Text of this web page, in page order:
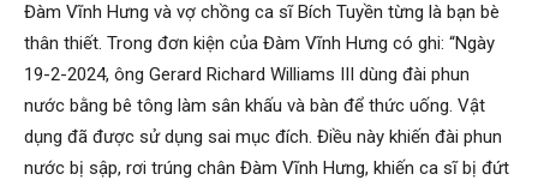
Đàm Vĩnh Hưng và vợ chồng ca sĩ Bích Tuyền từng là bạn bè
thân thiết. Trong đơn kiện của Đàm Vĩnh Hưng có ghi: “Ngày
19-2-2024, ông Gerard Richard Williams III dùng đài phun
nước bằng bê tông làm sân khấu và bàn để thức uống. Vật
dụng đã được sử dụng sai mục đích. Điều này khiến đài phun
nước bị sập, rơi trúng chân Đàm Vĩnh Hưng, khiến ca sĩ bị đứt